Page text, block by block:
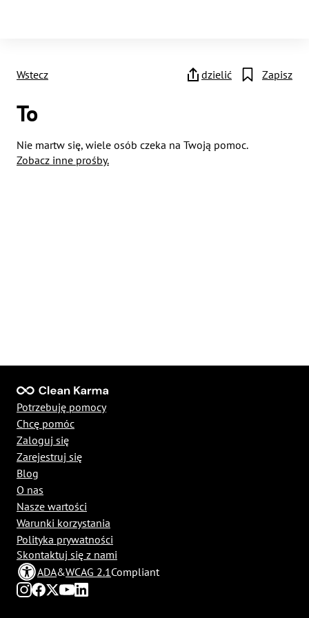
Wstecz dzielić Zapisz
To
Nie martw się, wiele osób czeka na Twoją pomoc.
Zobacz inne prośby.
ADA&WCAG 2.1Compliant
Potrzebuję pomocy
Chcę pomóc
Zaloguj się
Zarejestruj się
Blog
O nas
Nasze wartości
Warunki korzystania
Polityka prywatności
Skontaktuj się z nami